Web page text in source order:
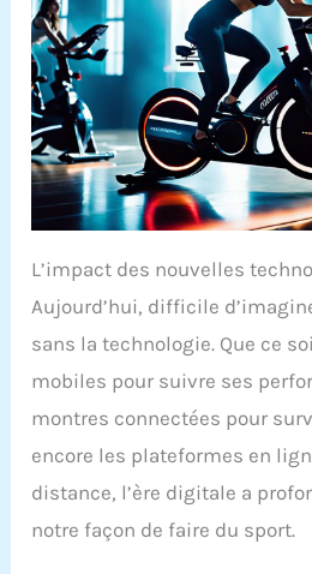
L’impact des nouvelles
Aujourd’hui, difficile
sans la technologie. Que ce
mobiles pour suivre ses
montres connectées pour
encore les plateformes en
distance, l’ère digitale a
notre façon de faire du sport.